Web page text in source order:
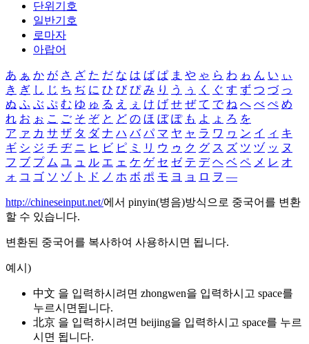
단위기호
일반기호
로마자
아랍어
あ ぁ か が さ ざ た だ な は ば ぱ ま や ゃ ら わ ゎ ん い ぃ
き ぎ し じ ち ぢ に ひ び ぴ み り う ぅ く ぐ す ず つ づ っ
ぬ ふ ぶ ぷ む ゆ ゅ る え ぇ け げ せ ぜ て で ね へ べ ぺ め
れ お ぉ こ ご そ ぞ と ど の ほ ぼ ぽ も よ ょ ろ を
ア ァ カ サ ザ タ ダ ナ ハ バ パ マ ヤ ャ ラ ワ ヮ ン イ ィ キ
ギ シ ジ チ ヂ ニ ヒ ビ ピ ミ リ ウ ゥ ク グ ス ズ ツ ヅ ッ ヌ
フ ブ プ ム ユ ュ ル エ ェ ケ ゲ セ ゼ テ デ ヘ ベ ペ メ レ オ
ォ コ ゴ ソ ゾ ト ド ノ ホ ボ ポ モ ヨ ョ ロ ヲ ―
http://chineseinput.net/에서 pinyin(병음)방식으로 중국어를 변환
할 수 있습니다.
변환된 중국어를 복사하여 사용하시면 됩니다.
예시)
中文 을 입력하시려면 zhongwen을 입력하시고 space를
누르시면됩니다.
北京 을 입력하시려면 beijing을 입력하시고 space를 누르
시면 됩니다.